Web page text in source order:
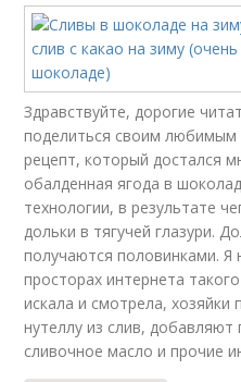
Здравствуйте, дорогие
поделиться своим
рецепт, который достался
обалденная ягода в
технологии, в результате
дольки в тягучей глазури.
получаются половинками. Я
просторах интернета
искала и смотрела,
нутеллу из слив,
сливочное масло и прочие